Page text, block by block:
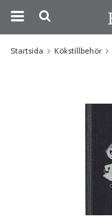
Startsida Kökstillbehör